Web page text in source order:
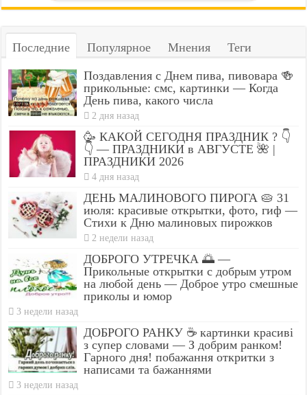
Последние Популярное Мнения Теги
Поздавления с Днем пива, пивовара 🍻
прикольные: смс, картинки — Когда
День пива, какого числа
2 дня назад
🥳 КАКОЙ СЕГОДНЯ ПРАЗДНИК ? 👇
👇 — ПРАЗДНИКИ в АВГУСТЕ 🌺 |
ПРАЗДНИКИ 2026
4 дня назад
ДЕНЬ МАЛИНОВОГО ПИРОГА 🥧 31
июля: красивые открытки, фото, гиф —
Стихи к Дню малиновых пирожков
2 недели назад
ДОБРОГО УТРЕЧКА 🌅 —
Прикольные открытки с добрым утром
на любой день — Доброе утро смешные
приколы и юмор
3 недели назад
ДОБРОГО РАНКУ ☕ картинки красиві
з супер словами — З добрим ранком!
Гарного дня! побажання откритки з
написами та бажаннями
3 недели назад